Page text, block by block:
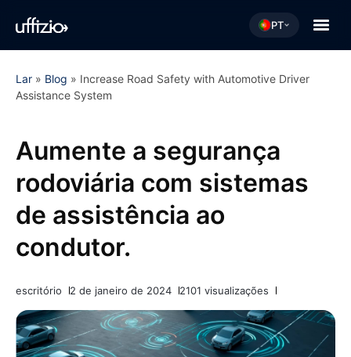
PT
Lar » Blog » Increase Road Safety with Automotive Driver
Assistance System
Aumente a segurança
rodoviária com sistemas
de assistência ao
condutor.
escritório 2 de janeiro de 2024 2101 visualizações